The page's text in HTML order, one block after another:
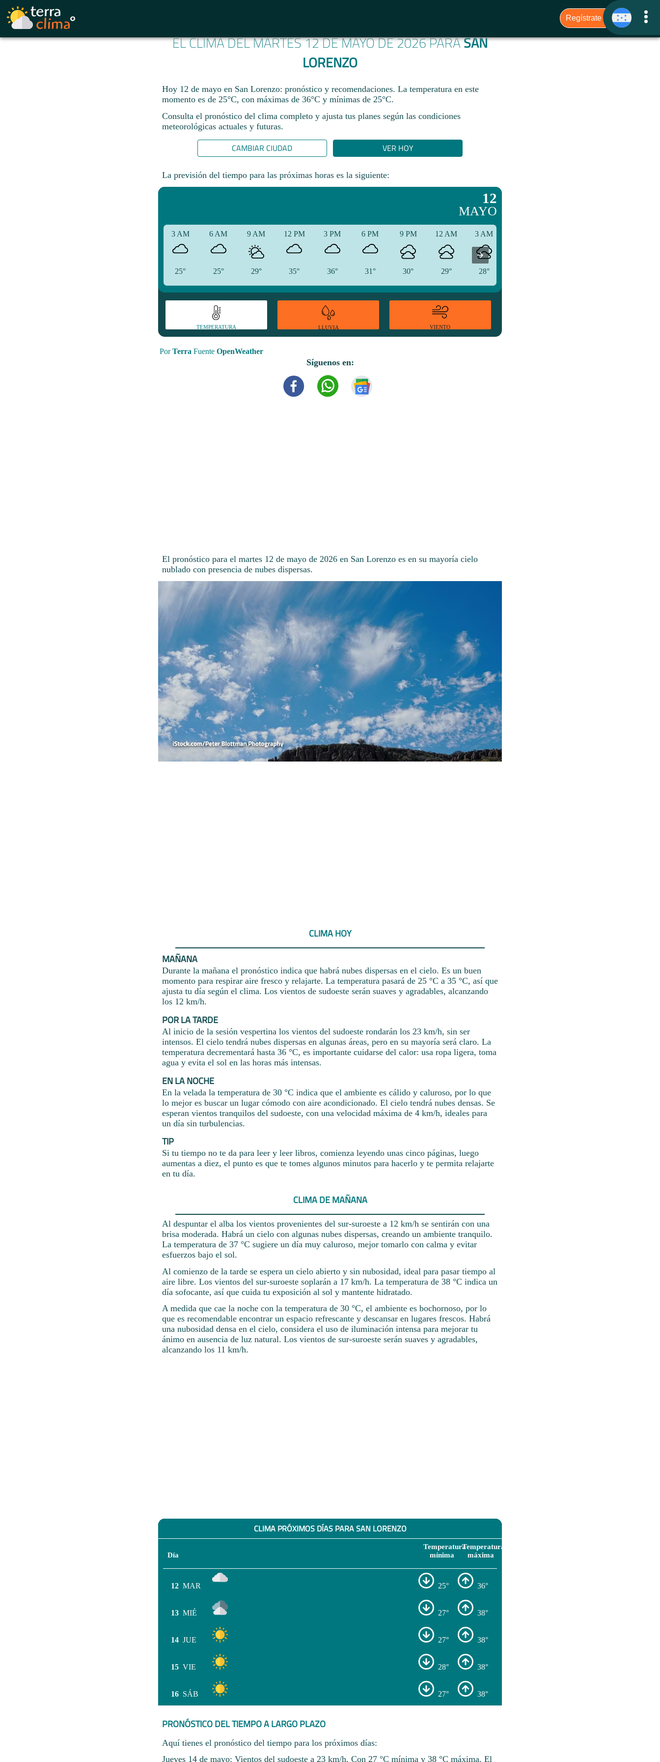
EL CLIMA DEL MARTES 12 DE MAYO DE 2026 PARASAN
LORENZO
Hoy 12 de mayo en San Lorenzo: pronóstico y recomendaciones. La temperatura en este
momento es de 25°C, con máximas de 36°C y mínimas de 25°C.
Consulta el pronóstico del clima completo y ajusta tus planes según las condiciones
meteorológicas actuales y futuras.
CAMBIAR CIUDAD VER HOY
La previsión del tiempo para las próximas horas es la siguiente:
12
MAYO
3 AM
25°
6 AM
25°
9 AM
29°
12 PM
35°
3 PM
36°
6 PM
31°
9 PM
30°
12 AM
29°
3 AM
28°
TEMPERATURA LLUVIA VIENTO
PorTerra Fuente OpenWeather
Síguenos en:
El pronóstico para el martes 12 de mayo de 2026 en San Lorenzo es en su mayoría cielo
nublado con presencia de nubes dispersas.
CLIMA HOY
MAÑANA
Durante la mañana el pronóstico indica que habrá nubes dispersas en el cielo. Es un buen
momento para respirar aire fresco y relajarte. La temperatura pasará de 25 °C a 35 °C, así que
ajusta tu día según el clima. Los vientos de sudoeste serán suaves y agradables, alcanzando
los 12 km/h.
POR LA TARDE
Al inicio de la sesión vespertina los vientos del sudoeste rondarán los 23 km/h, sin ser
intensos. El cielo tendrá nubes dispersas en algunas áreas, pero en su mayoría será claro. La
temperatura decrementará hasta 36 °C, es importante cuidarse del calor: usa ropa ligera, toma
agua y evita el sol en las horas más intensas.
EN LA NOCHE
En la velada la temperatura de 30 °C indica que el ambiente es cálido y caluroso, por lo que
lo mejor es buscar un lugar cómodo con aire acondicionado. El cielo tendrá nubes densas. Se
esperan vientos tranquilos del sudoeste, con una velocidad máxima de 4 km/h, ideales para
un día sin turbulencias.
TIP
Si tu tiempo no te da para leer y leer libros, comienza leyendo unas cinco páginas, luego
aumentas a diez, el punto es que te tomes algunos minutos para hacerlo y te permita relajarte
en tu día.
CLIMA DE MAÑANA
Al despuntar el alba los vientos provenientes del sur-suroeste a 12 km/h se sentirán con una
brisa moderada. Habrá un cielo con algunas nubes dispersas, creando un ambiente tranquilo.
La temperatura de 37 °C sugiere un día muy caluroso, mejor tomarlo con calma y evitar
esfuerzos bajo el sol.
Al comienzo de la tarde se espera un cielo abierto y sin nubosidad, ideal para pasar tiempo al
aire libre. Los vientos del sur-suroeste soplarán a 17 km/h. La temperatura de 38 °C indica un
día sofocante, así que cuida tu exposición al sol y mantente hidratado.
A medida que cae la noche con la temperatura de 30 °C, el ambiente es bochornoso, por lo
que es recomendable encontrar un espacio refrescante y descansar en lugares frescos. Habrá
una nubosidad densa en el cielo, considera el uso de iluminación intensa para mejorar tu
ánimo en ausencia de luz natural. Los vientos de sur-suroeste serán suaves y agradables,
alcanzando los 11 km/h.
CLIMA PRÓXIMOS DÍAS PARA SAN LORENZO
Día
Temperatura
mínima
Temperatura
máxima
12 MAR 25° 36°
13 MIÉ 27° 38°
14 JUE 27° 38°
15 VIE 28° 38°
16 SÁB 27° 38°
PRONÓSTICO DEL TIEMPO A LARGO PLAZO
Aquí tienes el pronóstico del tiempo para los próximos días:
Jueves 14 de mayo: Vientos del sudoeste a 23 km/h. Con 27 °C mínima y 38 °C máxima. El